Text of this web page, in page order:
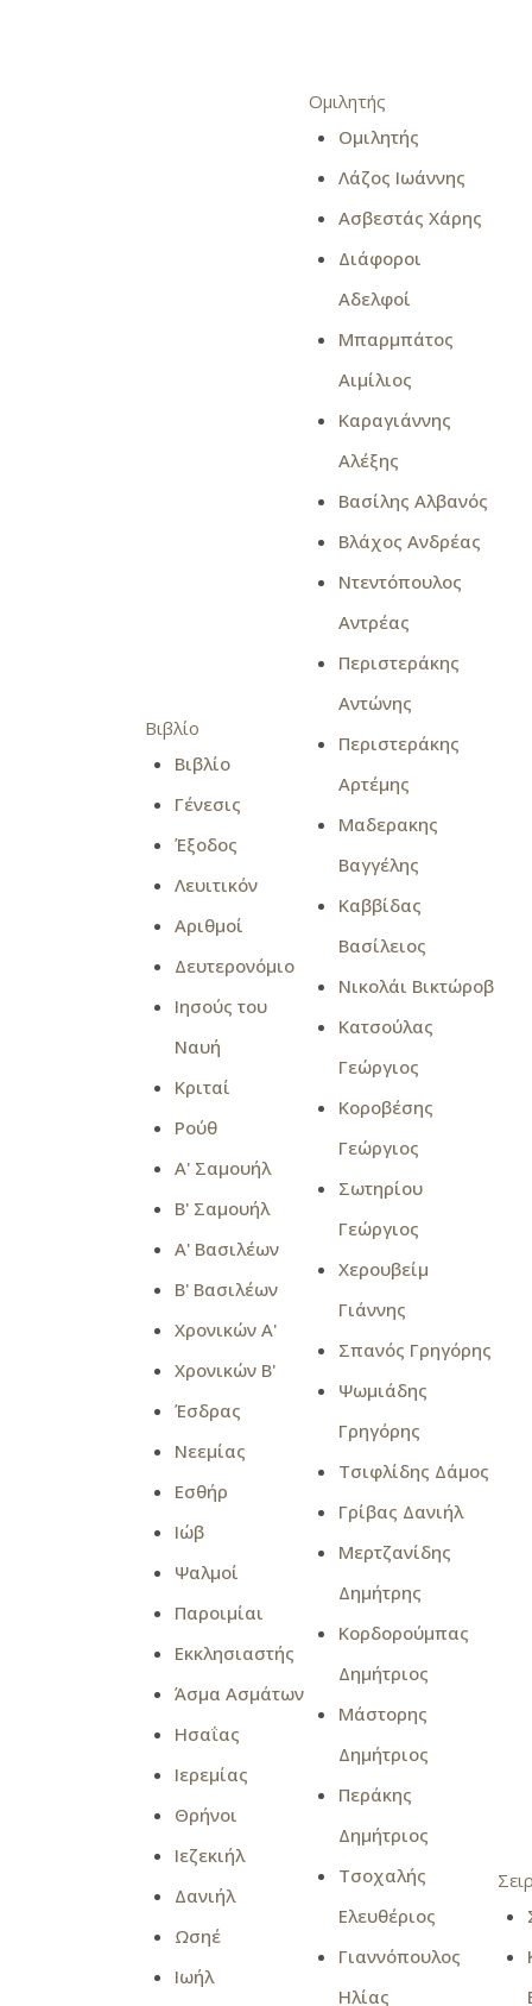
Βιβλίο
Βιβλίο
Γένεσις
Έξοδος
Λευιτικόν
Αριθμοί
Δευτερονόμιο
Ιησούς του
Ναυή
Κριταί
Ρούθ
Α' Σαμουήλ
Β' Σαμουήλ
Α' Βασιλέων
Β' Βασιλέων
Χρονικών Α'
Χρονικών Β'
Έσδρας
Νεεμίας
Εσθήρ
Ιώβ
Ψαλμοί
Παροιμίαι
Εκκλησιαστής
Άσμα Ασμάτων
Ησαΐας
Ιερεμίας
Θρήνοι
Ιεζεκιήλ
Δανιήλ
Ωσηέ
Ιωήλ
Ομιλητής
Ομιλητής
Λάζος Ιωάννης
Ασβεστάς Χάρης
Διάφοροι
Αδελφοί
Μπαρμπάτος
Αιμίλιος
Καραγιάννης
Αλέξης
Βασίλης Αλβανός
Βλάχος Ανδρέας
Ντεντόπουλος
Αντρέας
Περιστεράκης
Αντώνης
Περιστεράκης
Αρτέμης
Μαδερακης
Βαγγέλης
Καββίδας
Βασίλειος
Νικολάι Βικτώροβ
Κατσούλας
Γεώργιος
Κοροβέσης
Γεώργιος
Σωτηρίου
Γεώργιος
Χερουβείμ
Γιάννης
Σπανός Γρηγόρης
Ψωμιάδης
Γρηγόρης
Τσιφλίδης Δάμος
Γρίβας Δανιήλ
Μερτζανίδης
Δημήτρης
Κορδορούμπας
Δημήτριος
Μάστορης
Δημήτριος
Περάκης
Δημήτριος
Τσοχαλής
Ελευθέριος
Γιαννόπουλος
Ηλίας